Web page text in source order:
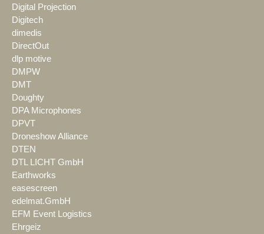
Digital Projection
Digitech
dimedis
DirectOut
dlp motive
DMPW
DMT
Doughty
DPA Microphones
DPVT
Droneshow Alliance
DTEN
DTL LICHT GmbH
Earthworks
easescreen
edelmat.GmbH
EFM Event Logistics
Ehrgeiz